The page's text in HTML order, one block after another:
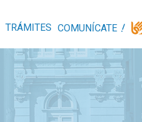
TRÁMITES COMUNÍCATE